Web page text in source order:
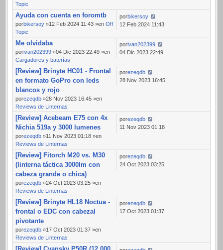
Topic
Ayuda con cuenta en foromtb
porbikersoy »12 Feb 2024 11:43 »en Off
Topic
porbikersoy
12 Feb 2024 11:43
Me olvidaba
porivan202399 »04 Dic 2023 22:49 »en
Cargadores y baterías
porivan202399
04 Dic 2023 22:49
[Review] Brinyte HC01 - Frontal
en formato GoPro con leds
blancos y rojo
porezeqdb »28 Nov 2023 16:45 »en
Reviews de Linternas
porezeqdb
28 Nov 2023 16:45
[Review] Acebeam E75 con 4x
Nichia 519a y 3000 lumenes
porezeqdb »11 Nov 2023 01:18 »en
Reviews de Linternas
porezeqdb
11 Nov 2023 01:18
[Review] Fitorch M20 vs. M30
(linterna táctica 3000lm con
cabeza grande o chica)
porezeqdb »24 Oct 2023 03:25 »en
Reviews de Linternas
porezeqdb
24 Oct 2023 03:25
[Review] Brinyte HL18 Noctua -
frontal o EDC con cabezal
pivotante
porezeqdb »17 Oct 2023 01:37 »en
Reviews de Linternas
porezeqdb
17 Oct 2023 01:37
[Review] Cyansky P50R (12.000